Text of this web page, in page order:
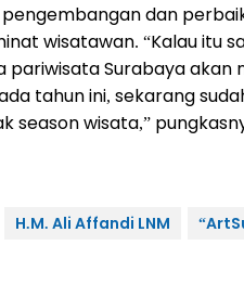
dan
wisatawan. “Kalau itu
Surabaya akan
tahun ini, sekarang
season wisata,”
H.M. Ali Affandi LNM